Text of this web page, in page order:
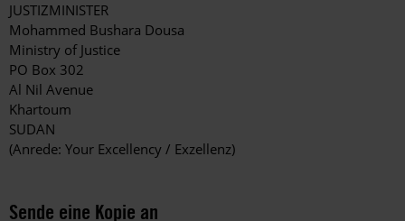
JUSTIZMINISTER
Mohammed Bushara Dousa
Ministry of Justice
PO Box 302
Al Nil Avenue
Khartoum
SUDAN
(Anrede: Your Excellency / Exzellenz)
Sende eine Kopie an